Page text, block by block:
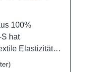
100%
hat
Elastizität